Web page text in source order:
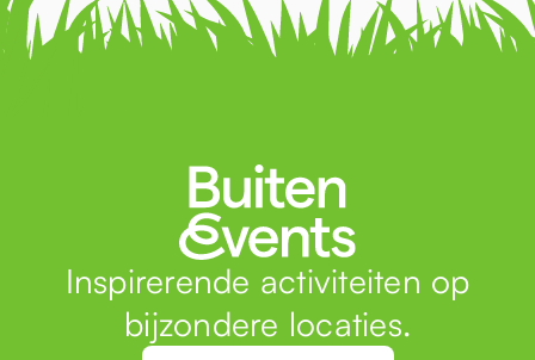
Inspirerende activiteiten op
bijzondere locaties.